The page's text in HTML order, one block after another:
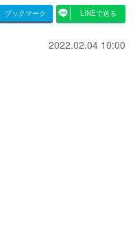
ブックマーク LINEで送る
2022.02.04 10:00